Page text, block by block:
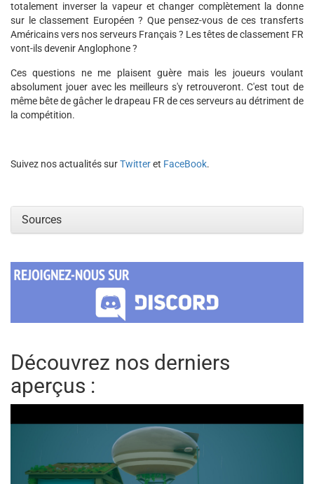
totalement inverser la vapeur et changer complètement la donne
sur le classement Européen ? Que pensez-vous de ces transferts
Américains vers nos serveurs Français ? Les têtes de classement FR
vont-ils devenir Anglophone ?
Ces questions ne me plaisent guère mais les joueurs voulant
absolument jouer avec les meilleurs s'y retrouveront. C'est tout de
même bête de gâcher le drapeau FR de ces serveurs au détriment de
la compétition.
Suivez nos actualités surTwitteret FaceBook.
Sources
Découvrez nos derniers
aperçus :